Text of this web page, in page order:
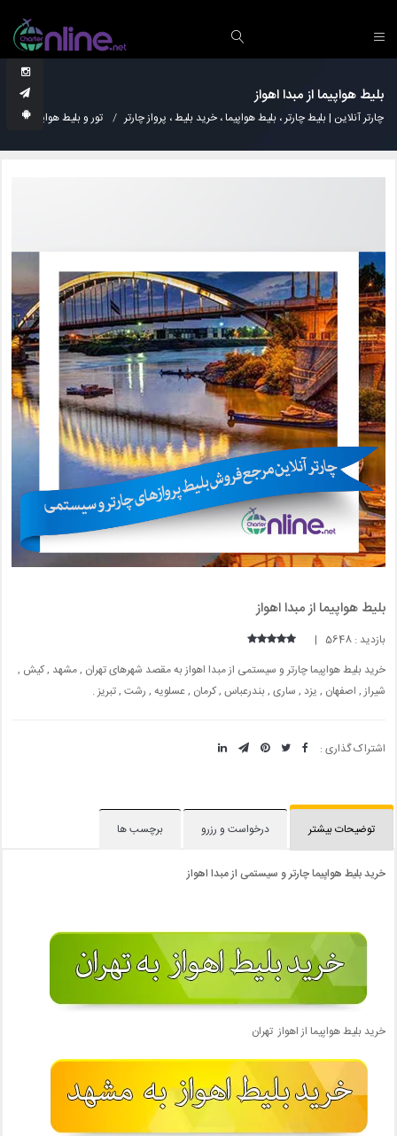
بلیط هواپیما از مبدا اهواز
چارتر آنلاین | بلیط چارتر ، بلیط هواپیما ، خرید بلیط ، پرواز چارتر تور و بلیط هواپیما
بلیط هواپیما از مبدا اهواز
بازدید : 5648 |
خرید بلیط هواپیما چارتر و سیستمی از مبدا اهواز به مقصد شهرهای تهران , مشهد , کیش ,
شیراز , اصفهان , یزد , ساری , بندرعباس , کرمان , عسلویه , رشت , تبریز .
اشتراک گذاری :
توضیحات بیشتر درخواست و رزرو برچسب ها
خرید بلیط هواپیما چارتر و سیستمی از مبدا اهواز
خرید بلیط هواپیما از اهواز تهران